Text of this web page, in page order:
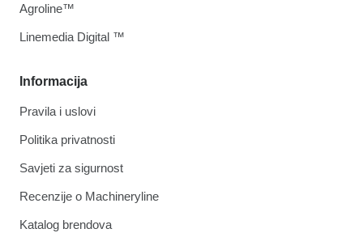
Informacija
Pravila i uslovi
Politika privatnosti
Savjeti za sigurnost
Recenzije o Machineryline
Katalog brendova
Agroline™
Linemedia Digital ™